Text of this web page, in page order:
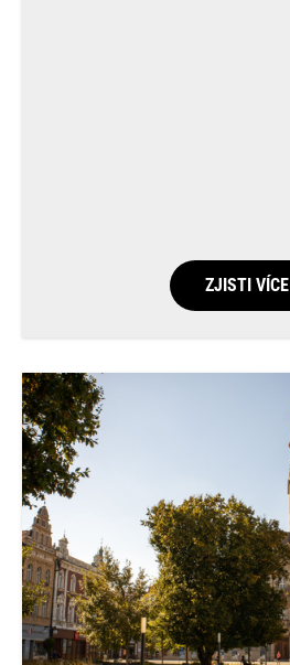
ZJISTI VÍCE